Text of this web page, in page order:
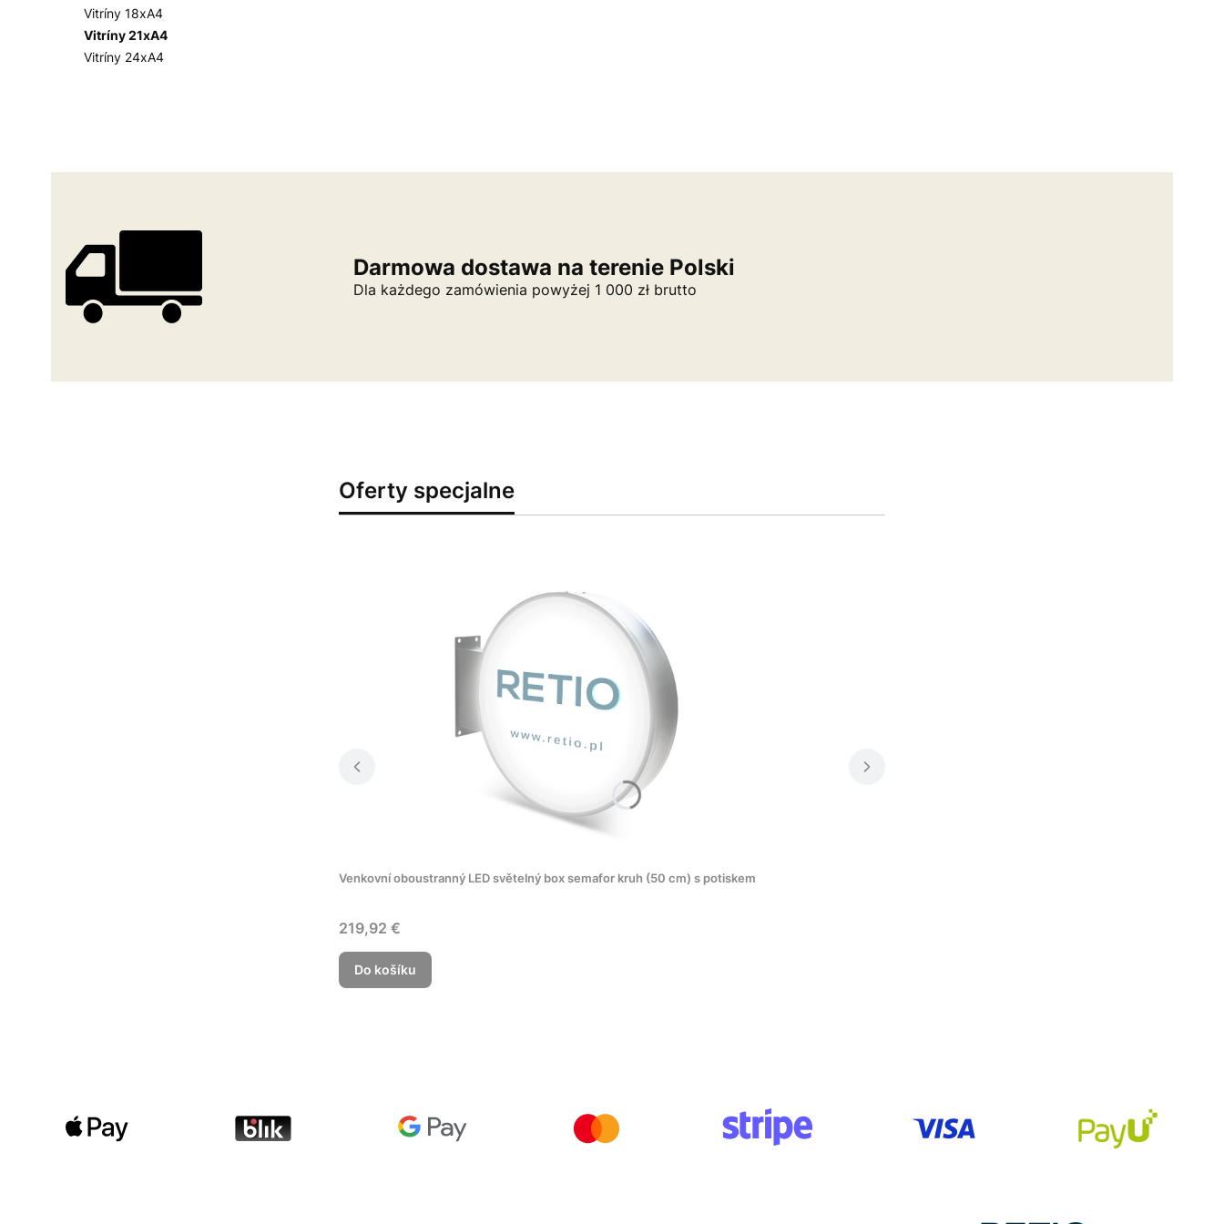
Vitríny 18xA4
Vitríny 21xA4
Vitríny 24xA4
Darmowa dostawa na terenie Polski
Dla każdego zamówienia powyżej 1 000 zł brutto
Oferty specjalne
Venkovní oboustranný LED světelný box semafor kruh (50 cm) s potiskem
Cena
219,92 €
Do košíku